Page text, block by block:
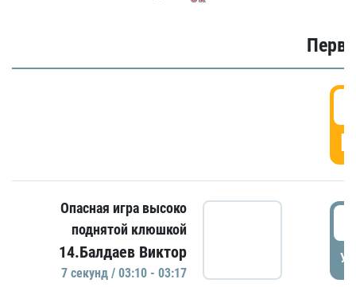
Опасная игра высоко
поднятой клюшкой
14.Балдаев Виктор
7 секунд / 03:10 - 03:17